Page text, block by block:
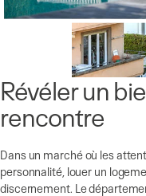
Révéler un
rencontre
Dans un marché où les
personnalité, louer un
discernement. Le